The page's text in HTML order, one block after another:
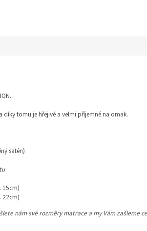
tomu je hřejivé a velmi příjemné na omak.
satén)
15cm)
22cm)
nám své rozměry matrace a my Vám zašleme